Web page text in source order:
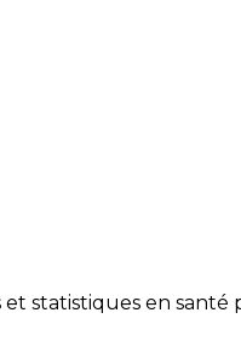
statistiques en